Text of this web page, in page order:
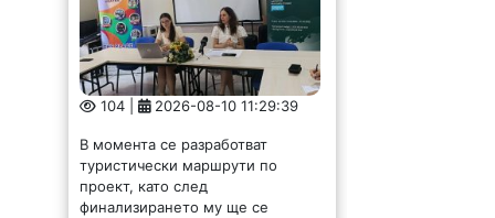
104 | 2026-08-10 11:29:39
В момента се разработват
туристически маршрути по
проект, като след
финализирането му ще се